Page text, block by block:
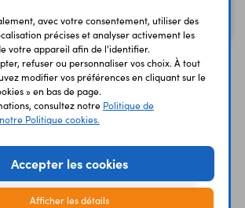
Code : 48320 10,75 € HT
déja consulté
avec votre consentement, utiliser des
précises et analyser activement les
votre appareil afin de l'identifier.
refuser ou personnaliser vos choix. À tout
modifier vos préférences en cliquant sur le
» en bas de page.
consultez notre Politique de
Politique cookies.
Accepter les cookies
Afficher les détails